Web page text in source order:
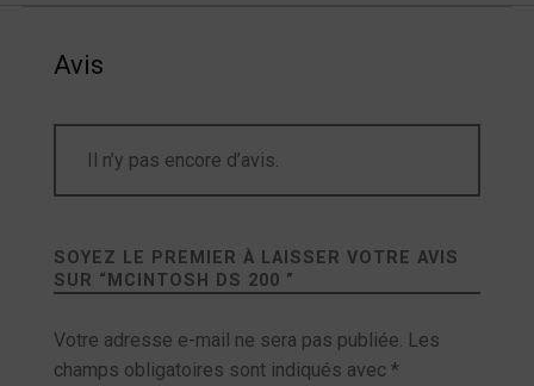
Avis
Il n’y pas encore d’avis.
SOYEZ LE PREMIER À LAISSER VOTRE AVIS
SUR “ MCINTOSH DS 200 ”
Votre adresse e-mail ne sera pas publiée. Les
champs obligatoires sont indiqués avec *